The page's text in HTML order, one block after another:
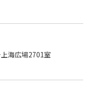
海広場2701室